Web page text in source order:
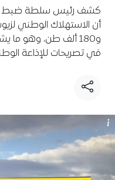
كشف رئيس سلطة ضبط
و180 ألف طن، وهو
في تصريحات للإذاعة